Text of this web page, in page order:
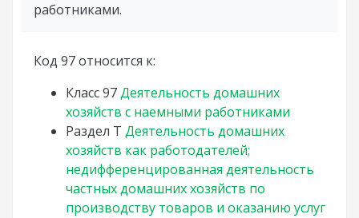
работниками.
Код 97 относится к:
Класс97Деятельность домашних
хозяйств с наемными работниками
Раздел T Деятельность домашних
хозяйств как работодателей;
недифференцированная деятельность
частных домашних хозяйств по
производству товаров и оказанию услуг